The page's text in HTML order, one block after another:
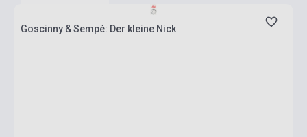
Goscinny & Sempé: Der kleine Nick